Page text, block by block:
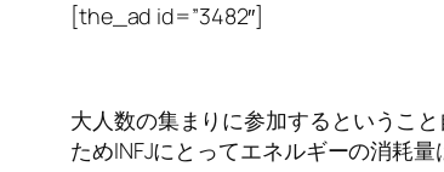
[the_ad id=”3482″]
大人数の集まりに参加するというこ
ためINFJにとってエネルギーの消耗